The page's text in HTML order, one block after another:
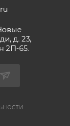
д. 23,
2П-65.